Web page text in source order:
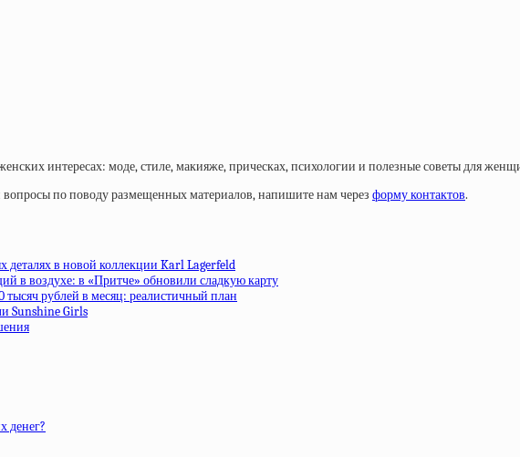
интересах: моде, стиле, макияже, прическах, психологии и полезные советы для
по поводу размещенных материалов, напишите нам через форму контактов.
деталях в новой коллекции Karl Lagerfeld
в воздухе: в «Притче» обновили сладкую карту
рублей в месяц: реалистичный план
Sunshine Girls
денег?